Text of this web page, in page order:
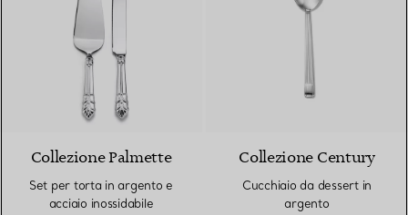
Collezione Palmette
Set per torta in argento e
acciaio inossidabile
Collezione Century
Cucchiaio da dessert in
argento